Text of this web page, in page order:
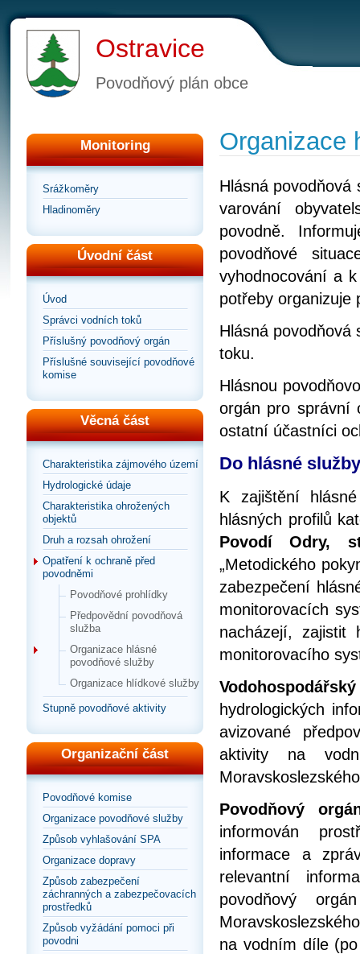
Ostravice
Povodňový plán obce
Monitoring
Srážkoměry
Hladinoměry
Úvodní část
Úvod
Správci vodních toků
Příslušný povodňový orgán
Příslušné související povodňové
komise
Věcná část
Charakteristika zájmového území
Hydrologické údaje
Charakteristika ohrožených
objektů
Druh a rozsah ohrožení
Opatření k ochraně před
povodněmi
Povodňové prohlídky
Předpovědní povodňová
služba
Organizace hlásné
povodňové služby
Organizace hlídkové služby
Stupně povodňové aktivity
Organizační část
Povodňové komise
Organizace povodňové služby
Způsob vyhlašování SPA
Organizace dopravy
Způsob zabezpečení
záchranných a zabezpečovacích
prostředků
Způsob vyžádání pomoci při
povodni
Organizace
Hlásná povodňová
varování
povodně.
povodňové
vyhodnocování a
potřeby organizuje
Hlásná povodňová
toku.
Hlásnou
orgán pro správní
ostatní účastníci
Do hlásné
K zajištění
hlásných profilů
Povodí Odry,
„Metodického
zabezpečení
monitorovacích
nacházejí, zajistit
monitorovacího
hydrologických
avizované
aktivity na
Povodňový
informován
informace a
relevantní
povodňový
na vodním díle